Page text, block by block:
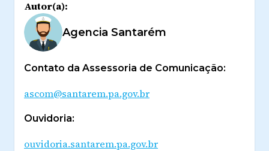
Autor(a):
Agencia Santarém
Contato da Assessoria de Comunicação:
ascom@santarem.pa.gov.br
Ouvidoria:
ouvidoria.santarem.pa.gov.br